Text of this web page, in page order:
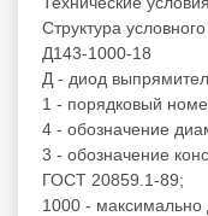
Структура
Д143-1000-18
Д - диод
1 - порядковый
4 - обозначение
3 - обозначение
ГОСТ 20859.1-89;
1000 - максимально